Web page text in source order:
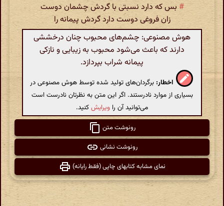
# بس که دارد نسبتی با گردش چشمان دوست
زان فروغی دوست دارد گردش پیمانه را
هوش مصنوعی: چشم‌های محبوب چنان درخششی
دارند که باعث می‌شود محبوب به زیبایی و نازکی
پیمانه شراب بپردازد.
اخطار: برگردان‌های تولید شده توسط هوش مصنوعی در
بسیاری از موارد نادرستند. اگر این متن به نظرتان نادرست است
می‌توانید آن را ویرایشکنید.
رونوشت متن
رونوشت نشانی
نمای مشابه کتابهای چاپی (فقط رایانه)